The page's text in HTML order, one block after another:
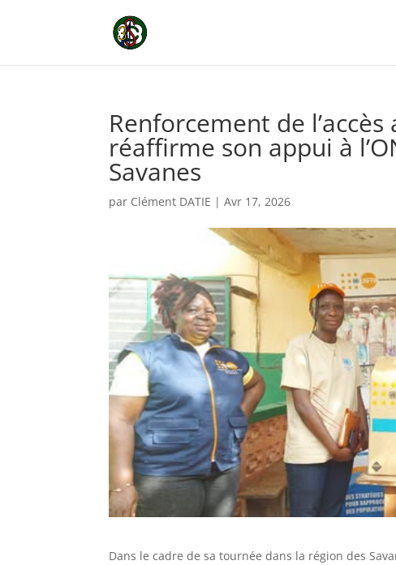
Renforcement de l’accès
réaffirme son appui à
Savanes
par Clément DATIE |Avr 17, 2026
Dans le cadre de sa tournée dans la région des